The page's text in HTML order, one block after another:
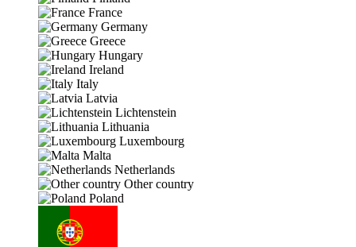
France
Germany
Greece
Hungary
Ireland
Italy
Latvia
Lichtenstein
Lithuania
Luxembourg
Malta
Netherlands
Other country
Poland